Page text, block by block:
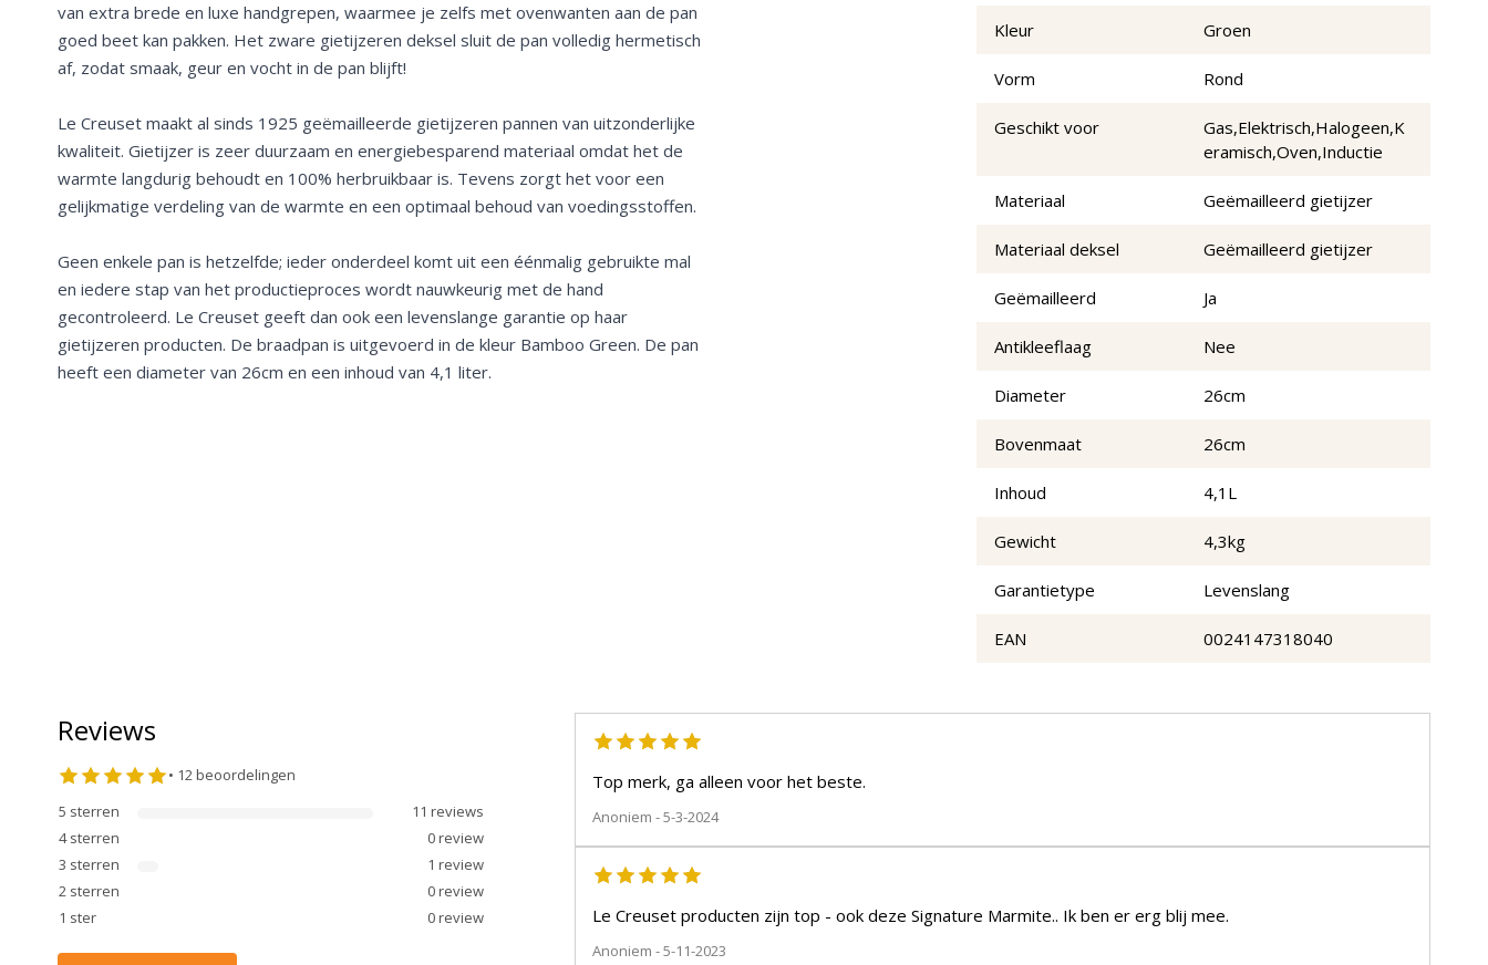
van extra brede en luxe handgrepen, waarmee je zelfs met ovenwanten aan de pan
goed beet kan pakken. Het zware gietijzeren deksel sluit de pan volledig hermetisch
af, zodat smaak, geur en vocht in de pan blijft!
Le Creuset maakt al sinds 1925 geëmailleerde gietijzeren pannen van uitzonderlijke
kwaliteit. Gietijzer is zeer duurzaam en energiebesparend materiaal omdat het de
warmte langdurig behoudt en 100% herbruikbaar is. Tevens zorgt het voor een
gelijkmatige verdeling van de warmte en een optimaal behoud van voedingsstoffen.
Geen enkele pan is hetzelfde; ieder onderdeel komt uit een éénmalig gebruikte mal
en iedere stap van het productieproces wordt nauwkeurig met de hand
gecontroleerd. Le Creuset geeft dan ook een levenslange garantie op haar
gietijzeren producten. De braadpan is uitgevoerd in de kleur Bamboo Green. De pan
heeft een diameter van 26cm en een inhoud van 4,1 liter.
Kleur Groen
Vorm Rond
Geschikt voor
Gas,Elektrisch,Halogeen,K
eramisch,Oven,Inductie
Materiaal Geëmailleerd gietijzer
Materiaal deksel Geëmailleerd gietijzer
Geëmailleerd Ja
Antikleeflaag Nee
Diameter 26cm
Bovenmaat 26cm
Inhoud 4,1L
Gewicht 4,3kg
Garantietype Levenslang
EAN 0024147318040
Reviews
• 12beoordelingen
5 sterren 11 reviews
4 sterren 0review
3 sterren 1 review
2 sterren 0review
1 ster 0review
Top merk, ga alleen voor het beste.
Anoniem - 5-3-2024
Le Creuset producten zijn top - ook deze Signature Marmite.. Ik ben er erg blij mee.
Anoniem - 5-11-2023